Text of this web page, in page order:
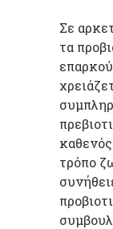
Σε
τα
τρόπο